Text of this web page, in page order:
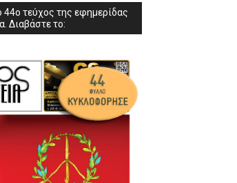
τεύχος της εφημερίδας
Διαβάστε το: